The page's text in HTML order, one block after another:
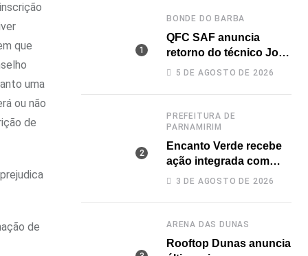
que
uma
ou não
de
de
BONDE DO BARBA
QFC SAF anuncia
retorno do técnico João
Paulo para a disputa da
Potiguar
5 DE AGOSTO DE 2026
PREFEITURA DE
PARNAMIRIM
Encanto Verde recebe
ação integrada com
diversos serviços
3 DE AGOSTO DE 2026
ARENA DAS DUNAS
Rooftop Dunas anuncia